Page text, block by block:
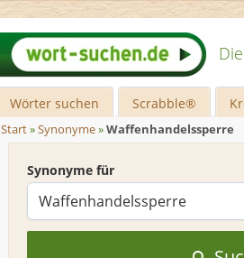
Wörter suchen Scrabble®
Start»Synonyme»Waffenhandelssperre
Synonyme für